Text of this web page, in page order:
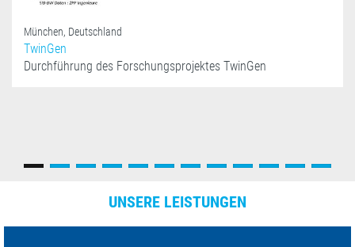
München, Deutschland
TwinGen
Durchführung des Forschungsprojektes TwinGen
UNSERE LEISTUNGEN